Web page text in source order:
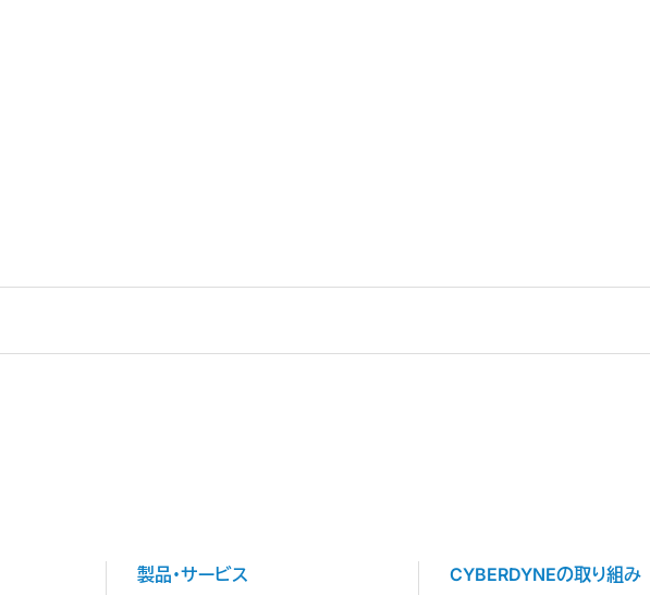
製品・サービス CYBERDYNEの取り組み